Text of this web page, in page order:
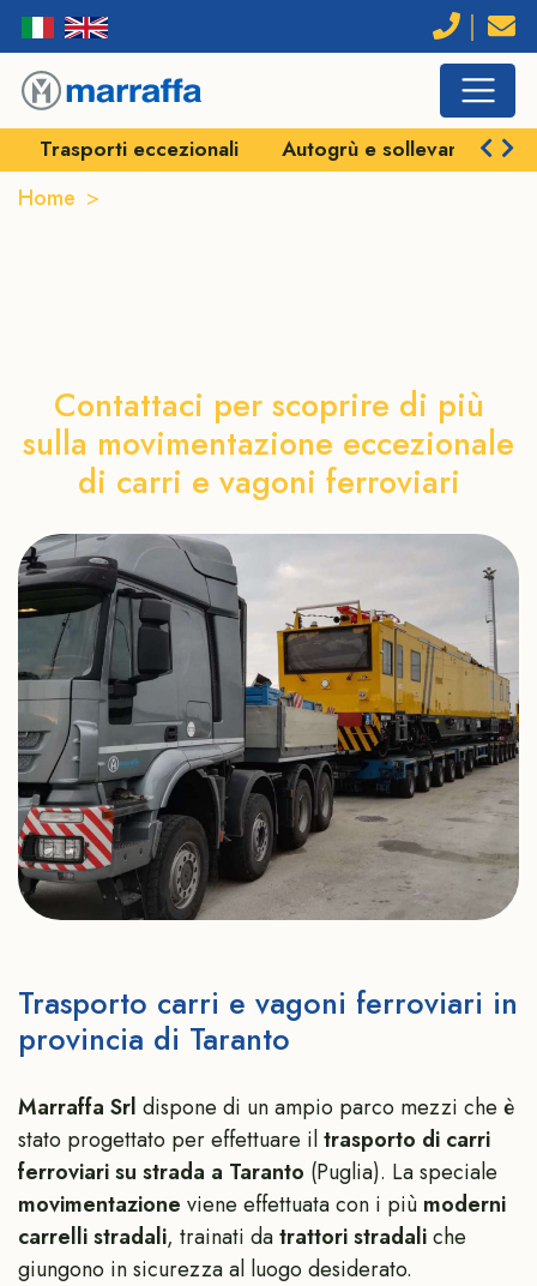
Trasporti eccezionali Autogrù e sollevamenti
Home
Contattaci per scoprire di più
sulla movimentazione eccezionale
di carri e vagoni ferroviari
Trasporto carri e vagoni ferroviari in
provincia di Taranto
Marraffa Srl dispone di un ampio parco mezzi che è
stato progettato per effettuare iltrasporto di carri
ferroviari su strada a Taranto (Puglia). La speciale
movimentazione viene effettuata con i più moderni
carrelli stradali, trainati datrattori stradaliche
giungono in sicurezza al luogo desiderato.